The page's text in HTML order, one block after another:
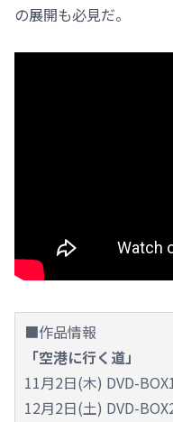
の展開も必見だ。
■作品情報
「空港に行く道」
11月2日(木) DVD-
12月2日(土) DVD-